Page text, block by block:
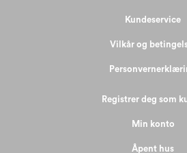
Kundeservice
Vilkår og
Registrer deg som
Min konto
Åpent hus